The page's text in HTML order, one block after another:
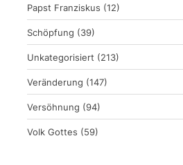
Papst Franziskus (12)
Schöpfung (39)
Unkategorisiert (213)
Veränderung (147)
Versöhnung (94)
Volk Gottes (59)